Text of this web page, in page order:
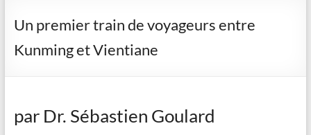
Un premier train de voyageurs entre
Kunming et Vientiane
par Dr. Sébastien Goulard